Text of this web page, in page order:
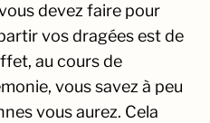
devez faire pour
vos dragées est de
au cours de
vous savez à peu
vous aurez. Cela